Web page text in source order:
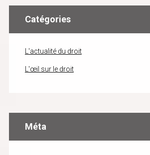
Catégories
L'actualité du droit
L'œil sur le droit
Méta